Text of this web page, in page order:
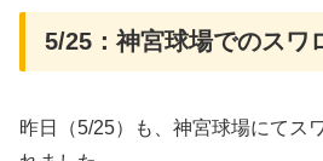
5/25：神宮球場でのスワ
昨日（5/25）も、神宮球場にてス